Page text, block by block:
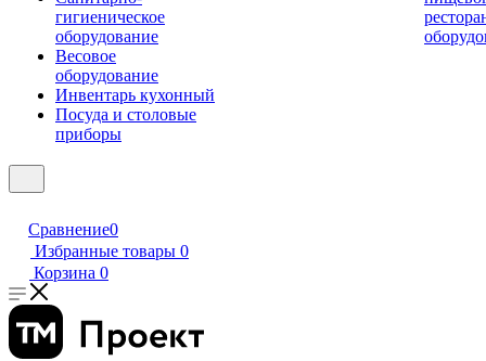
гигиеническое
оборудование
Весовое
оборудование
Инвентарь кухонный
Посуда и столовые
приборы
Сравнение0
Избранные товары 0
Корзина 0